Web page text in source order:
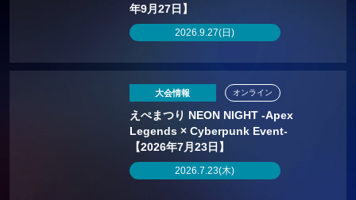
年9月27日】
2026.9.27(日)
大会情報
えぺまつり NEON NIGHT -Apex
Legends × Cyberpunk Event-
【2026年7月23日】
2026.7.23(木)
オンライン